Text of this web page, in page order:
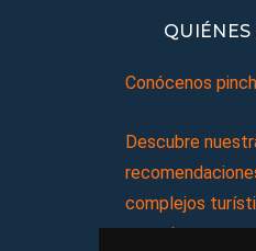
Conócenos
Descubre
complejos
vacaciones,